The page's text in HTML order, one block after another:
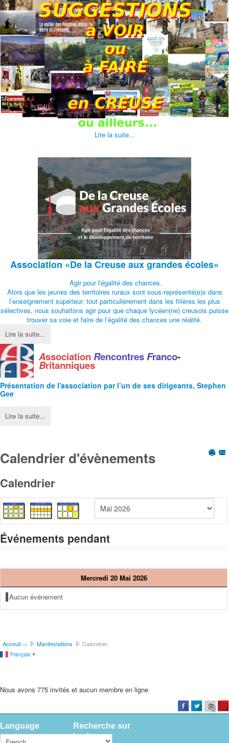
Lire la suite...
Association «De la Creuse aux grandes écoles»
Agir pour l'égalité des chances.
Alors que les jeunes des territoires ruraux sont sous-représenté(e)s dans
l’enseignement supérieur, tout particulièrement dans les filières les plus
sélectives, nous souhaitons agir pour que chaque lycéen(ne) creusois puisse
trouver sa voie et faire de l’égalité des chances une réalité.
Lire la suite...
AssociationRencontresFranco-
Britanniques
Présentation de l'association par l’un de ses dirigeants, Stephen
Gee
Lire la suite...
Calendrier d'évènements
Calendrier
Événements pendant
Mercredi 20 Mai 2026
Aucun événement
Acceuil -> Manifestations Calendrier
Français ▼
Nous avons 775 invités et aucun membre en ligne
Language
Recherche sur
le site